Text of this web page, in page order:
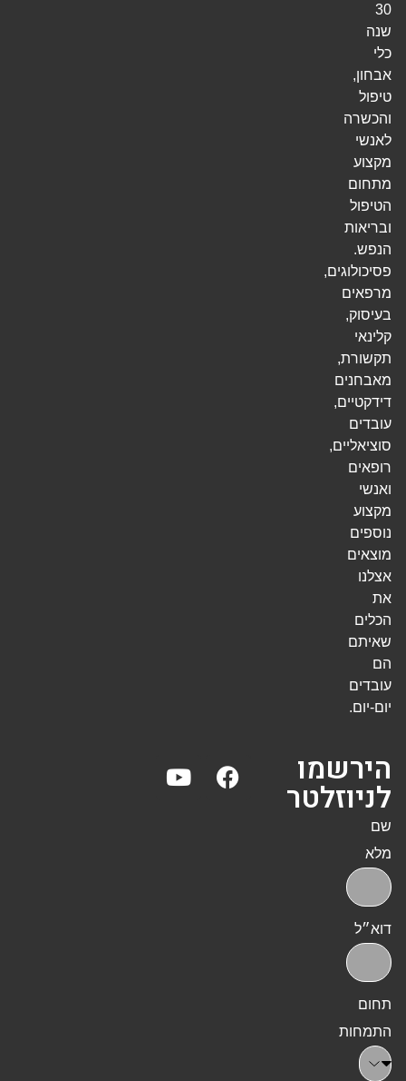
30
שנה
כלי
אבחון,
טיפול
והכשרה
לאנשי
מקצוע
מתחום
הטיפול
ובריאות
הנפש.
פסיכולוגים,
מרפאים
בעיסוק,
קלינאי
תקשורת,
מאבחנים
דידקטיים,
עובדים
סוציאליים,
רופאים
ואנשי
מקצוע
נוספים
מוצאים
אצלנו
את
הכלים
שאיתם
הם
עובדים
יום-יום.
הירשמו
לניוזלטר
שם
מלא
דוא״ל
תחום
התמחות